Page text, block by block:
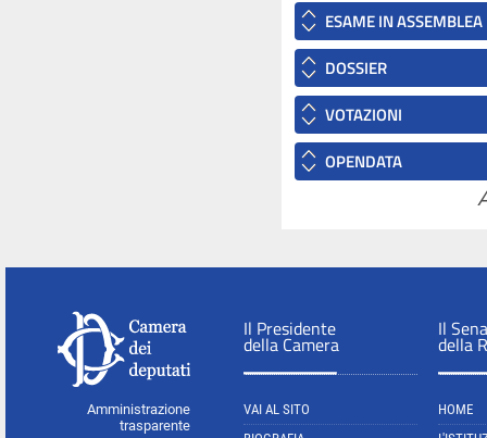
ESAME IN ASSEMBLEA
DOSSIER
VOTAZIONI
OPENDATA
Amministrazione
trasparente
Il Presidente
della Camera
VAI AL SITO
Il
della
HOME